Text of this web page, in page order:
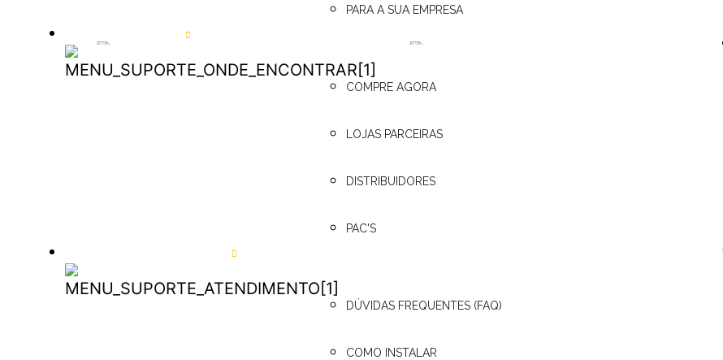
PARA A SUA EMPRESA
COMPRE AGORA
LOJAS PARCEIRAS
DISTRIBUIDORES
PAC'S
DÚVIDAS FREQUENTES (FAQ)
COMO INSTALAR
habilitado precisa saber sobre
Tacógrafo: por que escolher
diferença?